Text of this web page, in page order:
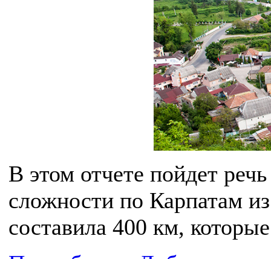
В этом отчете пойдет
сложности по Карпатам
составила 400 км,